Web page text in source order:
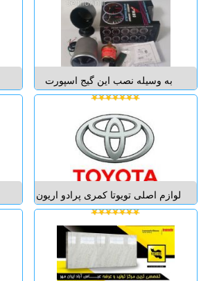
به وسیله نصب این گیج اسپورت
بروی خودروی خود می توانید علاوه
بر زیبا شدن و اسپورت شدن داخل
کابین خودرو فشار روغن و یا سوخت
خودروی خود را لحظه لحظه و در
تمامی دورهای موتور مشاهده و
بررسی نمایید. این گ...
لوازم اصلی تویوتا کمری پرادو اریون
فروش تخصصی لوازم یدکی تویوتا و
انواع لکسوس قطعات و لوازم بدنه و
موتوری انواع تویوتا لندکروز - پرادو -
اف جی کروز - فور چونر - روفور -
هایلوکس - هایس -...